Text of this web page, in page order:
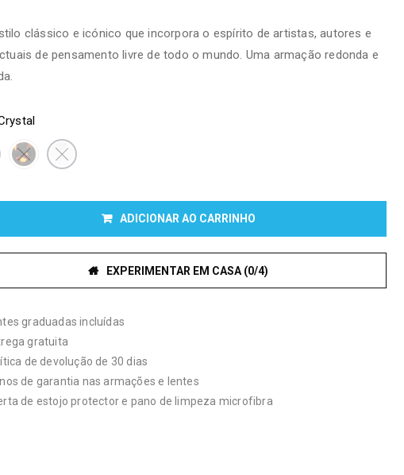
clássico e icónico que incorpora o espírito de artistas, autores e
de pensamento livre de todo o mundo. Uma armação redonda e
ADICIONAR AO CARRINHO
EXPERIMENTAR EM CASA (0/4)
graduadas incluídas
gratuita
de devolução de 30 dias
de garantia nas armações e lentes
de estojo protector e pano de limpeza microfibra